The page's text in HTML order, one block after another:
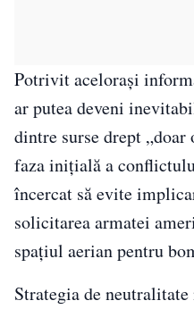
Potrivit acelorași
ar putea deveni
dintre surse drept
faza inițială a
încercat să evite
solicitarea armatei
spațiul aerian pentru
Strategia de